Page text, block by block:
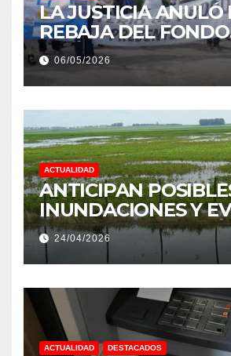
LA JUSTICIA ANULÓ
REBAJA DEL FONDO
ESTÍMULO A
PRODUCCIÓN DE LA
PROVINCIA DEL
06/05/2026
ACTUALIDAD
ANTICIPAN
INUNDACIONES Y
EXTREMOS:
NIÑO MUY
24/04/2026
ACTUALIDAD DESTACADOS